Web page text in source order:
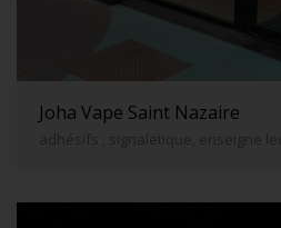
Joha Vape Saint Nazaire
adhésifs , signaletique, enseigne led